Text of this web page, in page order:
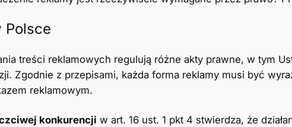
Polsce
treści reklamowych regulują różne akty prawne, w tym
Zgodnie z przepisami, każda forma reklamy musi być
reklamowym.
konkurencji w art. 16 ust. 1 pkt 4 stwierdza, że